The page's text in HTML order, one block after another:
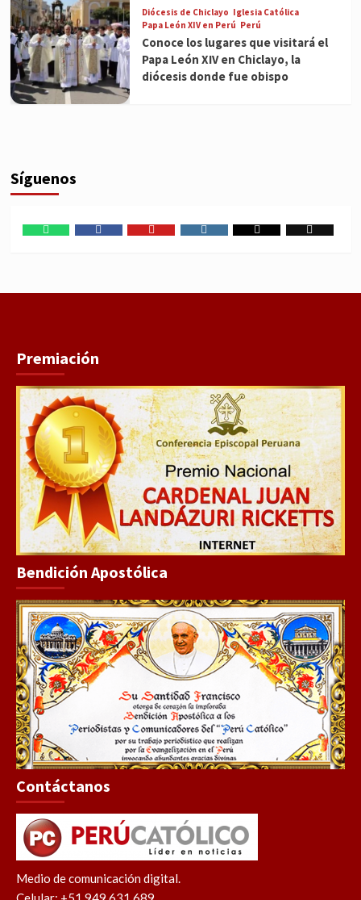
Diócesis de Chiclayo Iglesia Católica
Papa León XIV en Perú Perú
Conoce los lugares que visitará el
Papa León XIV en Chiclayo, la
diócesis donde fue obispo
Síguenos
Premiación
Bendición Apostólica
Contáctanos
Medio de comunicación digital.